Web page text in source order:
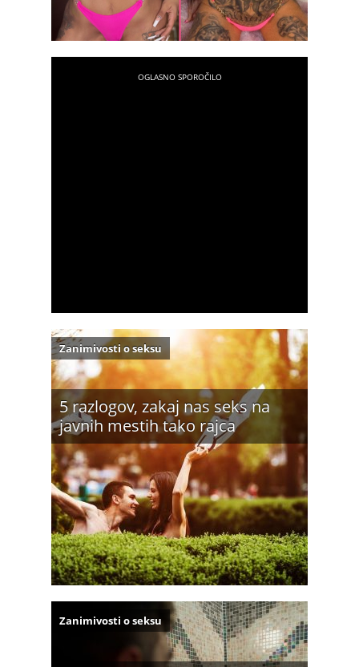
5 razlogov, zakaj nas seks na
javnih mestih tako rajca
Zanimivosti o seksu
Zanimivosti o seksu